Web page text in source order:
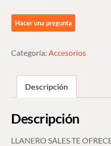
Categoría:Accesorios
Descripción
Descripción
LLANERO SALES TE